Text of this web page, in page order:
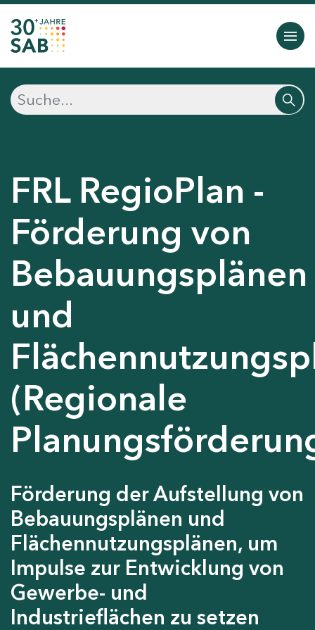
FRL RegioPlan -
Förderung von
Bebauungsplänen
und
(Regionale
Förderung der Aufstellung von
Bebauungsplänen und
Flächennutzungsplänen, um
Impulse zur Entwicklung von
Gewerbe- und
Industrieflächen zu setzen